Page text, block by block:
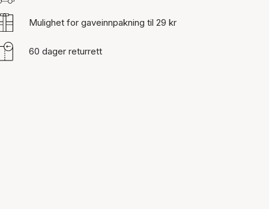
Mulighet for gaveinnpakning til 29 kr
60 dager returrett